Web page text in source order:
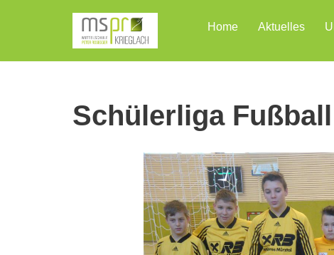
Inhalt
Home Aktuelles
Schülerliga